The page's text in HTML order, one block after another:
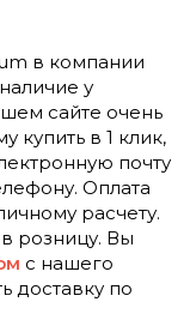
в компании
у
сайте очень
купить в 1 клик,
почту
Оплата
расчету.
розницу. Вы
с нашего
доставку по